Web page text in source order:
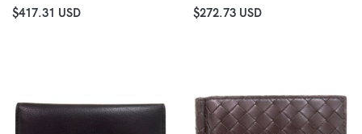
$417.31 USD
$272.73 USD